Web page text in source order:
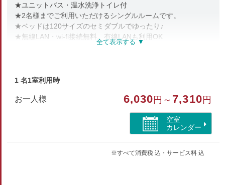
★ユニットバス・温水洗浄トイレ付
★2名様までご利用いただけるシングルルームです。
★ベッドは120サイズのセミダブルでゆったり♪
★無線LAN・wi-fi接続無料。有線LANも利用OK
★チューナーレステレビあり／動画視聴可（地上波視聴不可）
部屋種別
洋室（シングル）
トイレ/インターネットができる部屋/洗浄機付トイレ/ユ
ニットバス
1 名1室利用時
お一人様 6,030 円～ 7,310 円
空室
カレンダー
※すべて消費税 込・サービス料 込